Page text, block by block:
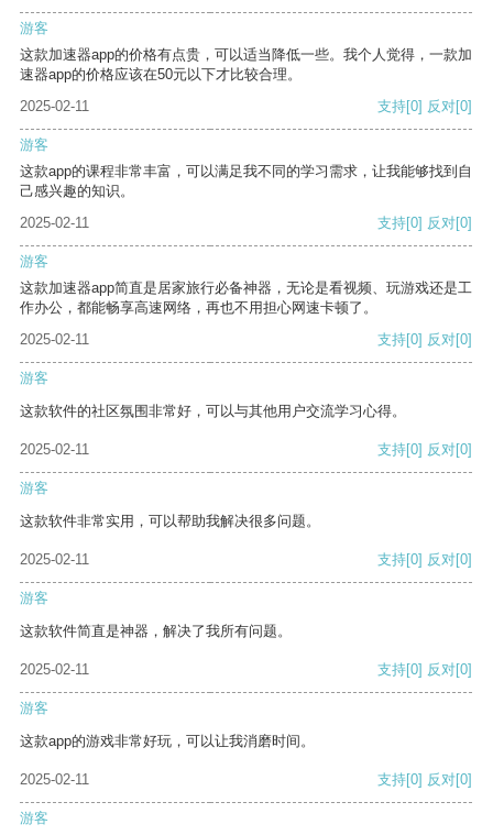
游客
这款加速器app的价格有点贵，可以适当降低一些。我个人觉得，一款加
速器app的价格应该在50元以下才比较合理。
2025-02-11
支持[0] 反对[0]
游客
这款app的课程非常丰富，可以满足我不同的学习需求，让我能够找到自
己感兴趣的知识。
2025-02-11
支持[0] 反对[0]
游客
这款加速器app简直是居家旅行必备神器，无论是看视频、玩游戏还是工
作办公，都能畅享高速网络，再也不用担心网速卡顿了。
2025-02-11
支持[0] 反对[0]
游客
这款软件的社区氛围非常好，可以与其他用户交流学习心得。
2025-02-11 支持[0] 反对[0]
游客
这款软件非常实用，可以帮助我解决很多问题。
2025-02-11 支持[0] 反对[0]
游客
这款软件简直是神器，解决了我所有问题。
2025-02-11 支持[0] 反对[0]
游客
这款app的游戏非常好玩，可以让我消磨时间。
2025-02-11 支持[0] 反对[0]
游客